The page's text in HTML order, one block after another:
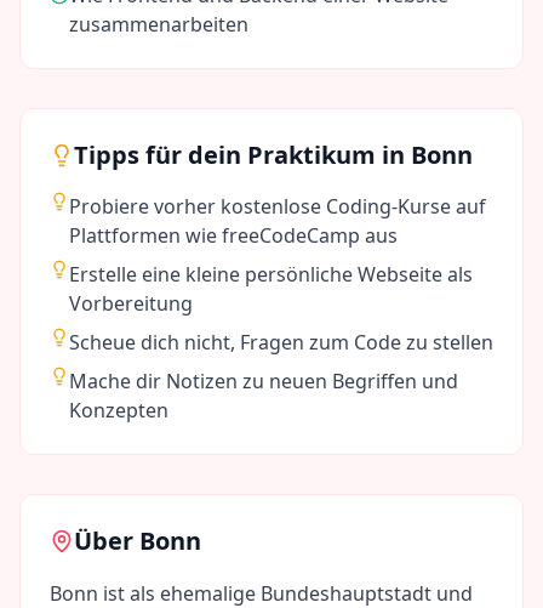
zusammenarbeiten
Tipps für dein Praktikum in Bonn
Probiere vorher kostenlose Coding-Kurse auf
Plattformen wie freeCodeCamp aus
Erstelle eine kleine persönliche Webseite als
Vorbereitung
Scheue dich nicht, Fragen zum Code zu stellen
Mache dir Notizen zu neuen Begriffen und
Konzepten
Über Bonn
Bonn ist als ehemalige Bundeshauptstadt und